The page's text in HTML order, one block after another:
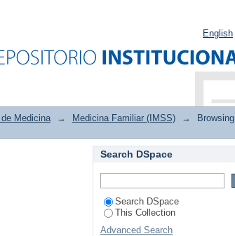
English
Medicina → Medicina Familiar (IMSS) →
Browsing
Search DSpace
Search DSpace
This Collection
Advanced Search